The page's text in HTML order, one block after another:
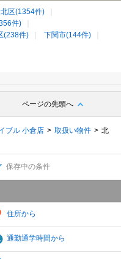
区(1354件)
件)
(238件) 下関市(144件)
ページの先頭へ
ブル 小倉店 取扱い物件
北
保存中の条件
住所から
通勤通学時間から